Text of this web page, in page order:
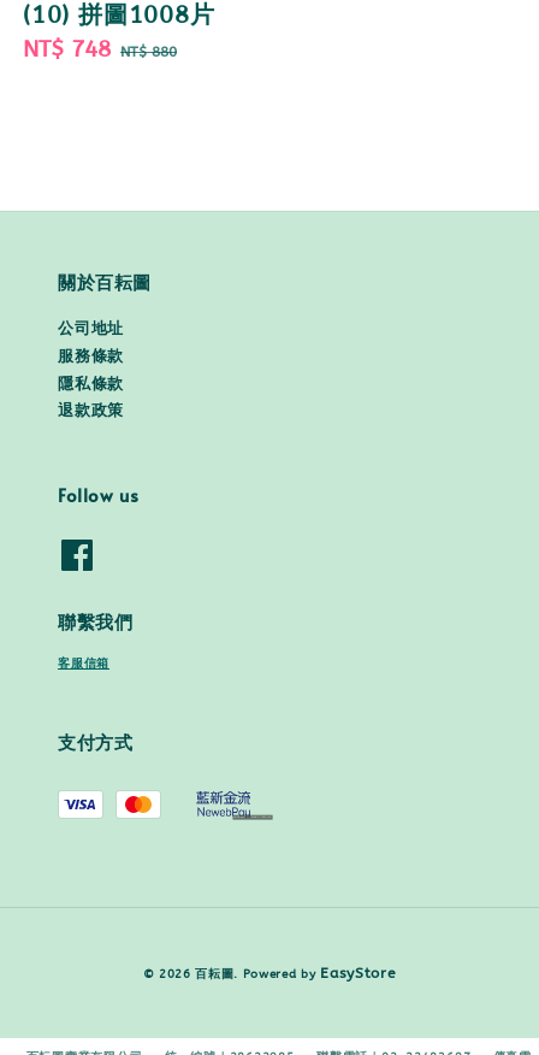
(10) 拼圖1008片
Sale
NT$ 748 Regular
NT$ 880
關於百耘圖
公司地址
服務條款
隱私條款
退款政策
Follow us
聯繫我們
客服信箱
支付方式
© 2026 百耘圖. Powered by EasyStore